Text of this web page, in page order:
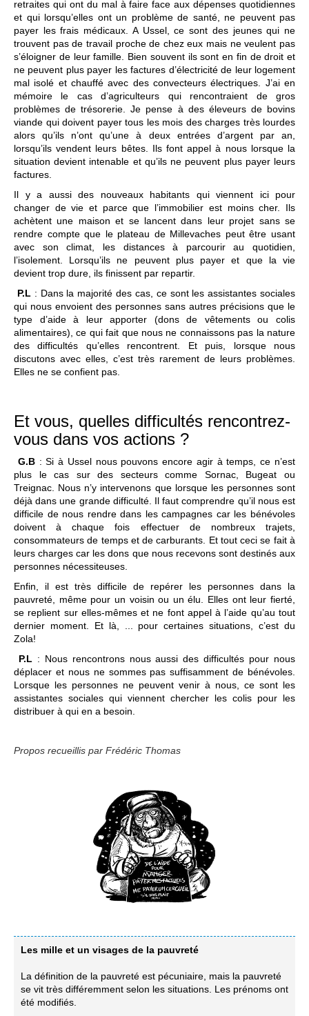
retraites qui ont du mal à faire face aux dépenses quotidiennes
et qui lorsqu’elles ont un problème de santé, ne peuvent pas
payer les frais médicaux. A Ussel, ce sont des jeunes qui ne
trouvent pas de travail proche de chez eux mais ne veulent pas
s’éloigner de leur famille. Bien souvent ils sont en fin de droit et
ne peuvent plus payer les factures d’électricité de leur logement
mal isolé et chauffé avec des convecteurs électriques. J’ai en
mémoire le cas d’agriculteurs qui rencontraient de gros
problèmes de trésorerie. Je pense à des éleveurs de bovins
viande qui doivent payer tous les mois des charges très lourdes
alors qu’ils n’ont qu’une à deux entrées d’argent par an,
lorsqu’ils vendent leurs bêtes. Ils font appel à nous lorsque la
situation devient intenable et qu’ils ne peuvent plus payer leurs
factures.
Il y a aussi des nouveaux habitants qui viennent ici pour
changer de vie et parce que l’immobilier est moins cher. Ils
achètent une maison et se lancent dans leur projet sans se
rendre compte que le plateau de Millevaches peut être usant
avec son climat, les distances à parcourir au quotidien,
l’isolement. Lorsqu’ils ne peuvent plus payer et que la vie
devient trop dure, ils finissent par repartir.
P.L : Dans la majorité des cas, ce sont les assistantes sociales
qui nous envoient des personnes sans autres précisions que le
type d’aide à leur apporter (dons de vêtements ou colis
alimentaires), ce qui fait que nous ne connaissons pas la nature
des difficultés qu’elles rencontrent. Et puis, lorsque nous
discutons avec elles, c’est très rarement de leurs problèmes.
Elles ne se confient pas.
Et vous, quelles difficultés rencontrez-
vous dans vos actions ?
G.B: Si à Ussel nous pouvons encore agir à temps, ce n’est
plus le cas sur des secteurs comme Sornac, Bugeat ou
Treignac. Nous n’y intervenons que lorsque les personnes sont
déjà dans une grande difficulté. Il faut comprendre qu’il nous est
difficile de nous rendre dans les campagnes car les bénévoles
doivent à chaque fois effectuer de nombreux trajets,
consommateurs de temps et de carburants. Et tout ceci se fait à
leurs charges car les dons que nous recevons sont destinés aux
personnes nécessiteuses.
Enfin, il est très difficile de repérer les personnes dans la
pauvreté, même pour un voisin ou un élu. Elles ont leur fierté,
se replient sur elles-mêmes et ne font appel à l’aide qu’au tout
dernier moment. Et là, ... pour certaines situations, c’est du
Zola!
P.L : Nous rencontrons nous aussi des difficultés pour nous
déplacer et nous ne sommes pas suffisamment de bénévoles.
Lorsque les personnes ne peuvent venir à nous, ce sont les
assistantes sociales qui viennent chercher les colis pour les
distribuer à qui en a besoin.
Propos recueillis par Frédéric Thomas
Les mille et un visages de la pauvreté
La définition de la pauvreté est pécuniaire, mais la pauvreté
se vit très différemment selon les situations. Les prénoms ont
été modifiés.